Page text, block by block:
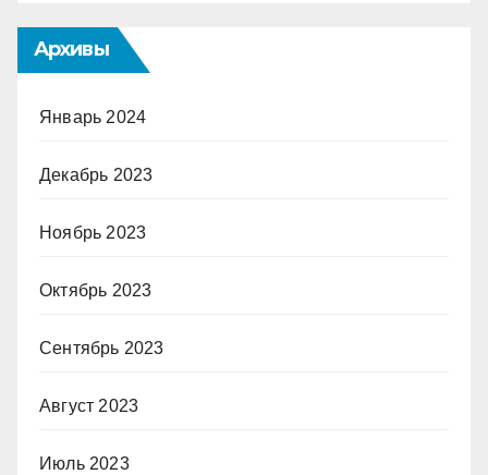
Архивы
Январь 2024
Декабрь 2023
Ноябрь 2023
Октябрь 2023
Сентябрь 2023
Август 2023
Июль 2023